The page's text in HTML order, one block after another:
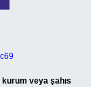
veya şahıs